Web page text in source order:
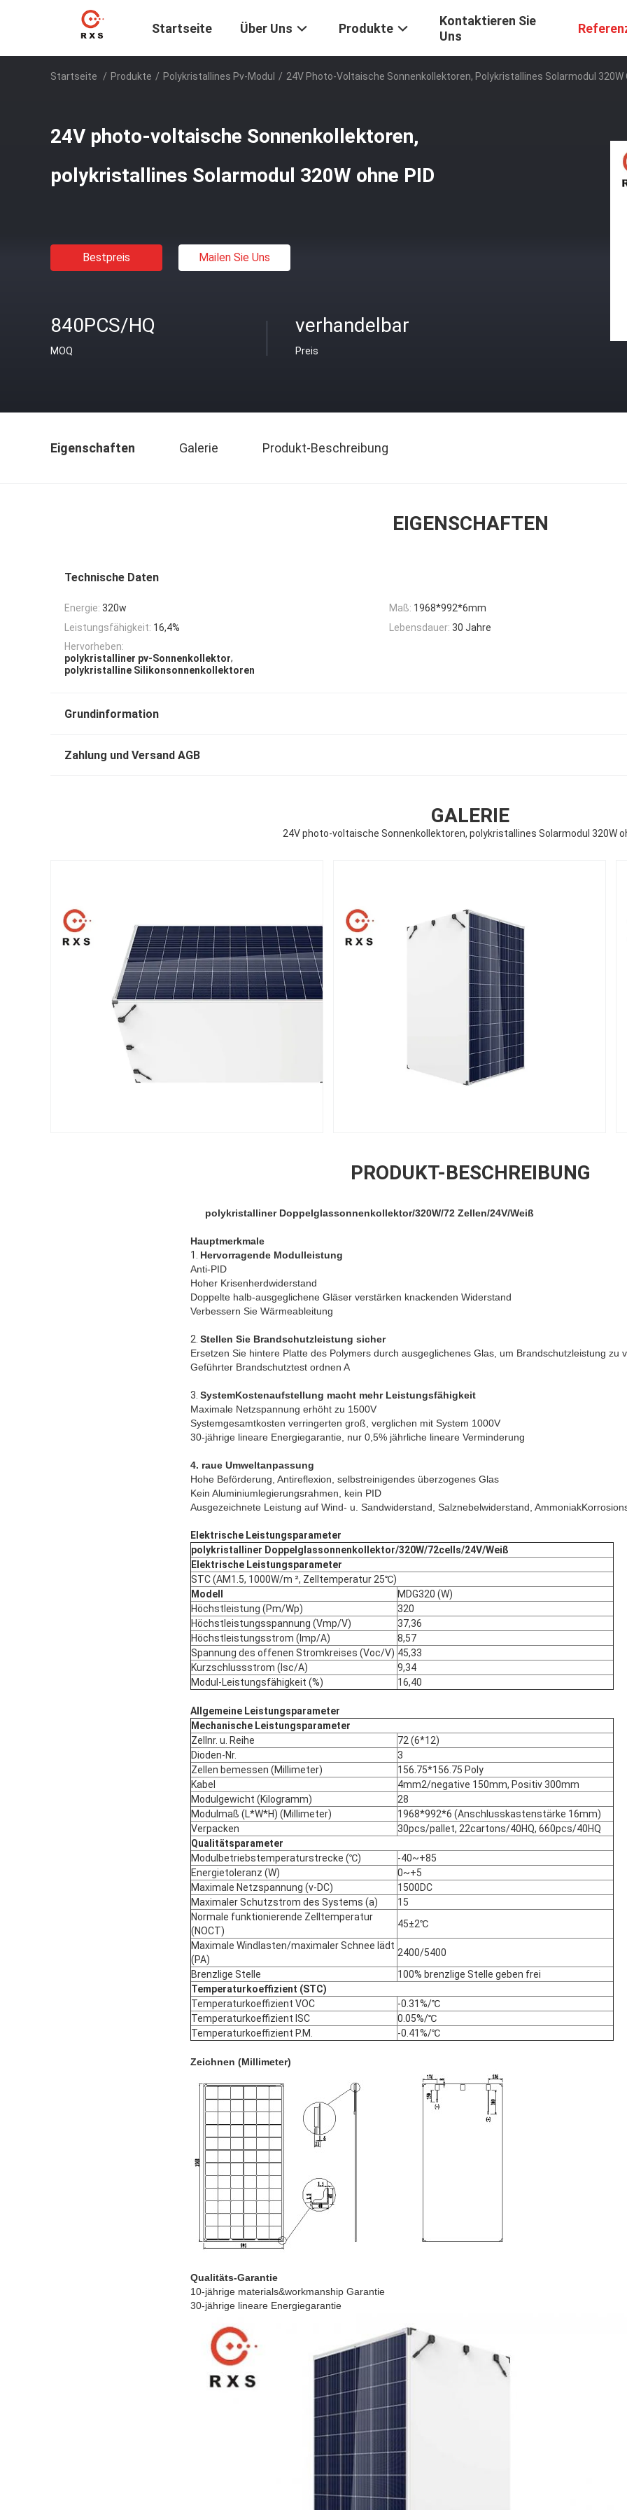
Startseite Über Uns Produkte
Kontaktieren Sie
Uns
Startseite / Produkte / Polykristallines Pv-Modul / 24V Photo-Voltaische Sonnenkollektoren, Polykristallines Solarmodul 320W
24V photo-voltaische Sonnenkollektoren,
polykristallines Solarmodul 320W ohne PID
Bestpreis Mailen Sie Uns
840PCS/HQ
MOQ
verhandelbar
Preis
Eigenschaften Galerie Produkt-Beschreibung
EIGENSCHAFTEN
Technische Daten
Energie: 320w Maß: 1968*992*6mm
Leistungsfähigkeit: 16,4% Lebensdauer: 30 Jahre
Hervorheben:
polykristalliner pv-Sonnenkollektor,
polykristalline Silikonsonnenkollektoren
Grundinformation
Zahlung und Versand AGB
GALERIE
24V photo-voltaische Sonnenkollektoren, polykristallines Solarmodul 320W
PRODUKT-BESCHREIBUNG
polykristalliner Doppelglassonnenkollektor/320W/72 Zellen/24V/Weiß
Hauptmerkmale
1. Hervorragende Modulleistung
Anti-PID
Hoher Krisenherdwiderstand
Doppelte halb-ausgeglichene Gläser verstärken knackenden Widerstand
Verbessern Sie Wärmeableitung
2. Stellen Sie Brandschutzleistung sicher
Ersetzen Sie hintere Platte des Polymers durch ausgeglichenes Glas, um Brandschutzleistung zu
Geführter Brandschutztest ordnen A
3. SystemKostenaufstellung macht mehr Leistungsfähigkeit
Maximale Netzspannung erhöht zu 1500V
Systemgesamtkosten verringerten groß, verglichen mit System 1000V
30-jährige lineare Energiegarantie, nur 0,5% jährliche lineare Verminderung
4. raue Umweltanpassung
Hohe Beförderung, Antireflexion, selbstreinigendes überzogenes Glas
Kein Aluminiumlegierungsrahmen, kein PID
Ausgezeichnete Leistung auf Wind- u. Sandwiderstand, Salznebelwiderstand,
Elektrische Leistungsparameter
polykristalliner Doppelglassonnenkollektor/320W/72cells/24V/Weiß
Elektrische Leistungsparameter
STC (AM1.5, 1000W/m ², Zelltemperatur 25℃)
Modell
MDG320 (W)
Höchstleistung (Pm/Wp)
320
Höchstleistungsspannung (Vmp/V)
37,36
Höchstleistungsstrom (Imp/A)
8,57
Spannung des offenen Stromkreises (Voc/V) 45,33
Kurzschlussstrom (Isc/A)
9,34
Modul-Leistungsfähigkeit (%)
16,40
Allgemeine Leistungsparameter
Mechanische Leistungsparameter
Zellnr. u. Reihe
72 (6*12)
Dioden-Nr.
3
Zellen bemessen (Millimeter)
156.75*156.75 Poly
Kabel
4mm2/negative 150mm, Positiv 300mm
Modulgewicht (Kilogramm)
28
Modulmaß (L*W*H) (Millimeter)
1968*992*6 (Anschlusskastenstärke 16mm)
Verpacken
30pcs/pallet, 22cartons/40HQ, 660pcs/40HQ
Qualitätsparameter
Modulbetriebstemperaturstrecke (℃)
-40~+85
Energietoleranz (W)
0~+5
Maximale Netzspannung (v-DC)
1500DC
Maximaler Schutzstrom des Systems (a)
15
Normale funktionierende Zelltemperatur
(NOCT)
45±2℃
Maximale Windlasten/maximaler Schnee lädt
(PA)
2400/5400
Brenzlige Stelle
100% brenzlige Stelle geben frei
Temperaturkoeffizient (STC)
Temperaturkoeffizient VOC
-0.31%/℃
Temperaturkoeffizient ISC
0.05%/℃
Temperaturkoeffizient P.M.
-0.41%/℃
Zeichnen (Millimeter)
Qualitäts-Garantie
10-jährige materials&workmanship Garantie
30-jährige lineare Energiegarantie